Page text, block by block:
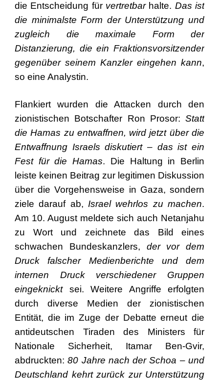
die Entscheidung für vertretbarhalte. Das ist
die minimalste Form der Unterstützung und
zugleich die maximale Form der
Distanzierung, die ein Fraktionsvorsitzender
gegenüber seinem Kanzler eingehen kann,
so eine Analystin.
Flankiert wurden die Attacken durch den
zionistischen Botschafter Ron Prosor: Statt
die Hamas zu entwaffnen, wird jetzt über die
Entwaffnung Israels diskutiert – das ist ein
Fest für die Hamas. Die Haltung in Berlin
leiste keinen Beitrag zur legitimen Diskussion
über die Vorgehensweise in Gaza, sondern
ziele darauf ab, Israel wehrlos zu machen.
Am 10. August meldete sich auch Netanjahu
zu Wort und zeichnete das Bild eines
schwachen Bundeskanzlers, der vor dem
Druck falscher Medienberichte und dem
internen Druck verschiedener Gruppen
eingeknicktsei. Weitere Angriffe erfolgten
durch diverse Medien der zionistischen
Entität, die im Zuge der Debatte erneut die
antideutschen Tiraden des Ministers für
Nationale Sicherheit, Itamar Ben-Gvir,
abdruckten:80 Jahre nach der Schoa – und
Deutschland kehrt zurück zur Unterstützung